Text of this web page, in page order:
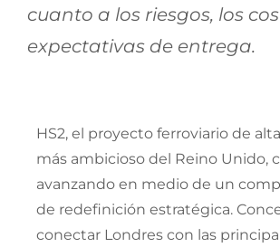
cuanto a los riesgos, los
expectativas de entrega.
HS2, el proyecto ferroviario de
más ambicioso del Reino Unido,
avanzando en medio de un
de redefinición estratégica.
conectar Londres con las